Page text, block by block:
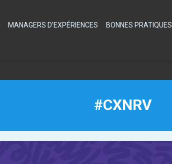
MANAGERS D'EXPÉRIENCES BONNES PRATIQUES
#CXNRV